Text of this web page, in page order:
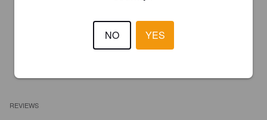
REVIEWS
NO YES